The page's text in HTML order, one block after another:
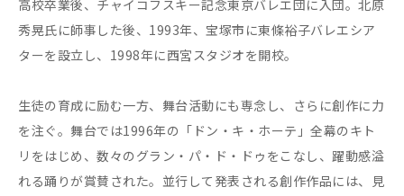
高校卒業後、チャイコフスキー記念東京バレエ団に入団。北原
秀晃氏に師事した後、1993年、宝塚市に東條裕子バレエシア
ターを設立し、1998年に西宮スタジオを開校。
生徒の育成に励む一方、舞台活動にも専念し、さらに創作に力
を注ぐ。舞台では1996年の「ドン・キ・ホーテ」全幕のキト
リをはじめ、数々のグラン・パ・ド・ドゥをこなし、躍動感溢
れる踊りが賞賛された。並行して発表される創作作品には、見